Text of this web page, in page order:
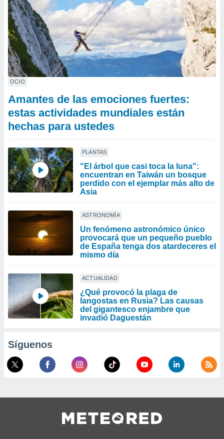
OCIO
Amantes de las emociones fuertes:
estas actividades mundiales están
hechas para ustedes
PLANTAS
"El árbol que casi toca la luna":
encuentran en Taiwán un bosque
perdido con el ejemplar más alto de
Asia
ASTRONOMÍA
Un fenómeno astronómico único
provocará que un pequeño pueblo
de España tenga dos atardeceres el
mismo día
ACTUALIDAD
¿Qué provocó la plaga de
langostas en Rusia? Las causas
del gigantesco enjambre que
invadió Daguestán
Síguenos